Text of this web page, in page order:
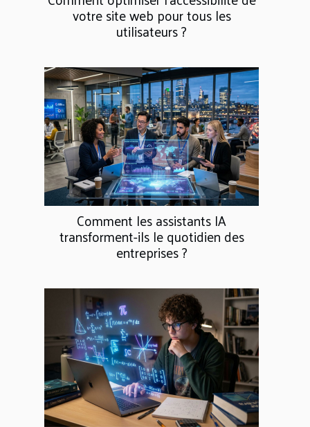
votre site web pour tous les
utilisateurs ?
Comment les assistants IA
transforment-ils le quotidien des
entreprises ?